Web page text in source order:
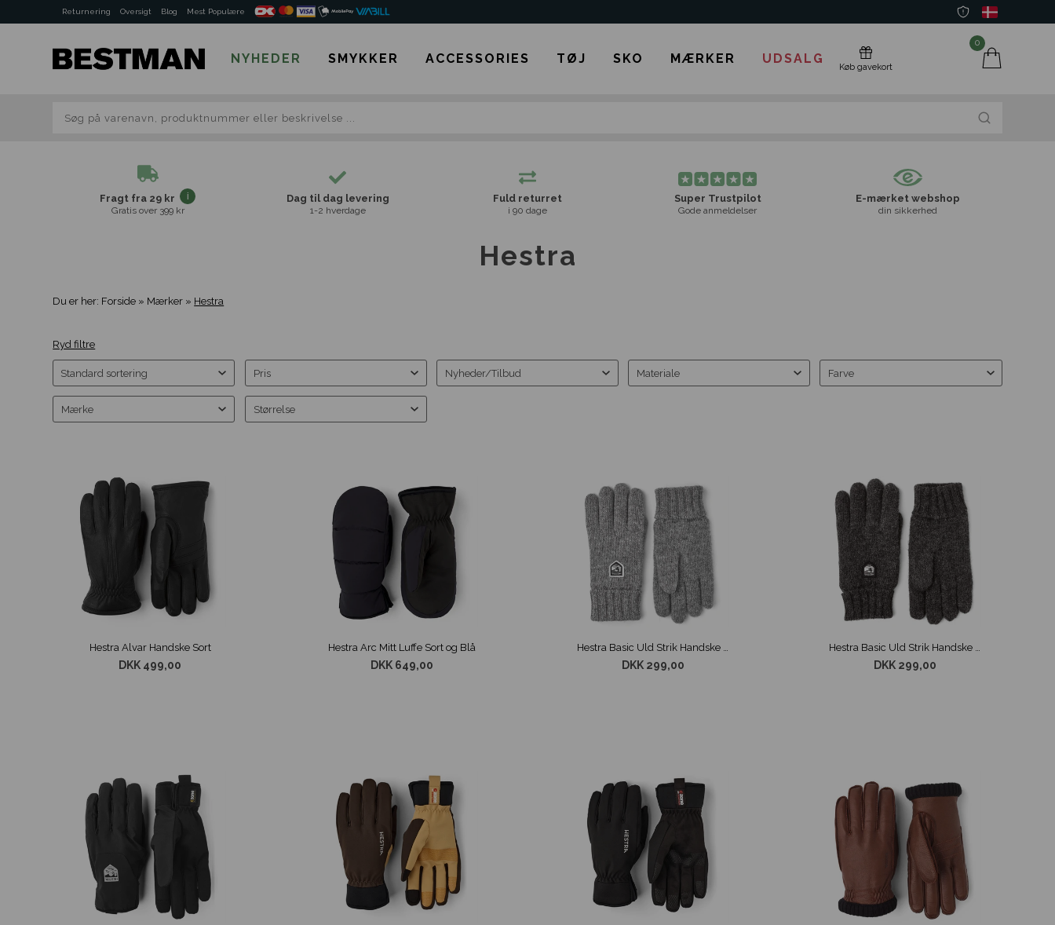
Returnering Oversigt Blog Mest Populære
NYHEDER SMYKKER ACCESSORIES TØJ SKO MÆRKER UDSALG
0
Køb gavekort
Fragt fra 29 kr
Gratis over 399 kr
Dag til dag levering
1-2 hverdage
Fuld returret
i 90 dage
Super Trustpilot
Gode anmeldelser
E-mærket webshop
din sikkerhed
Hestra
Du er her: Forside » Mærker » Hestra
Ryd filtre
Pris Nyheder/Tilbud Materiale Farve
Mærke Størrelse
Hestra Alvar Handske Sort
DKK 499,00
Hestra Arc Mitt Luffe Sort og Blå
DKK 649,00
Hestra Basic Uld Strik Handske Grå
DKK 299,00
Hestra Basic Uld Strik Handske Mørkegrå
DKK 299,00